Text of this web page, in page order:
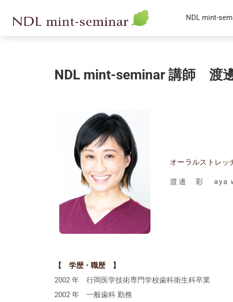
NDL mint-
NDL mint-seminar 講師 渡
オーラルストレ
渡邊 彩 aya
【 学歴・職歴 】
2002 年 行岡医学技術専門学校歯科衛生科卒業
2002 年 一般歯科 勤務